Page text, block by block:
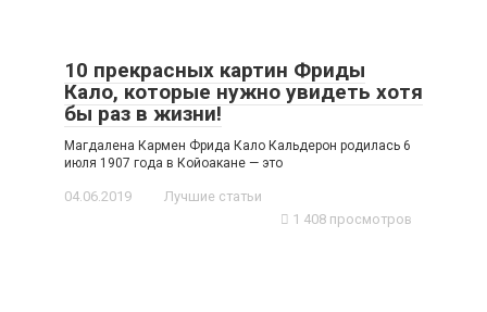
10 прекрасных картин Фриды
Кало, которые нужно увидеть хотя
бы раз в жизни!
Магдалена Кармен Фрида Кало Кальдерон родилась 6
июля 1907 года в Койоакане — это
04.06.2019
Лучшие статьи
1 408 просмотров